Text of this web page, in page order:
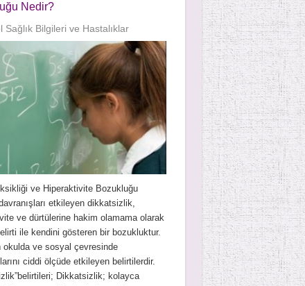
Nedir?
Sağlık Bilgileri ve Hastalıklar
ve Hiperaktivite Bozukluğu
etkileyen dikkatsizlik,
ve dürtülerine hakim olamama olarak
ile kendini gösteren bir bozukluktur.
okulda ve sosyal çevresinde
ciddi ölçüde etkileyen belirtilerdir.
Dikkatsizlik; kolayca